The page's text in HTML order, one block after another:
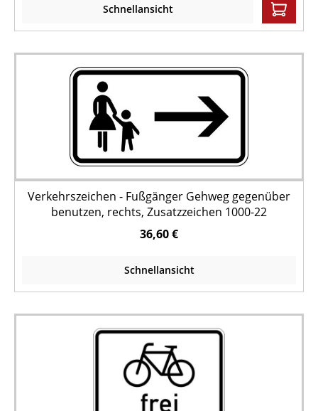
Schnellansicht
Verkehrszeichen - Fußgänger Gehweg gegenüber
benutzen, rechts, Zusatzzeichen 1000-22
36,60 €
Schnellansicht